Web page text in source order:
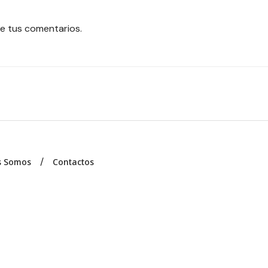
tus comentarios.
Somos Contactos